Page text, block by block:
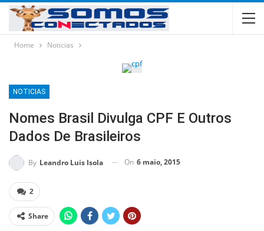
Home Noticias
NOTICIAS
Nomes Brasil Divulga CPF E Outros
Dados De Brasileiros
By Leandro Luis Isola On 6 maio, 2015
2
Share